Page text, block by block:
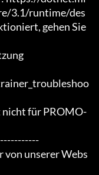
3.1/runtime/des
gehen Sie
für PROMO-
von unserer Webs